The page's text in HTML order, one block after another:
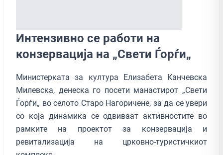
Интензивно се работи на
конзервација на „Свети Ѓорѓи„
Министерката за култура Елизабета Канчевска
Милевска, денеска го посети манастирот „Свети
Ѓорѓи„ во селото Старо Нагоричене, за да се увери
со која динамика се одвиваат активностите во
рамките на проектот за конзервација и
ревитализација на црковно-туристичкиот